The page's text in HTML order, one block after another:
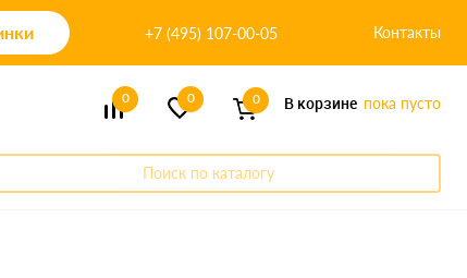
+7 (495) 107-00-05 Контакты
0 0 0 В корзине пока пусто
Поиск по каталогу